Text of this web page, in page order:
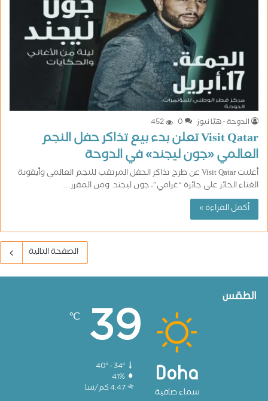
الدوحة - هيّا نيوز 0
452
Visit Qatar تعلن بدء بيع تذاكر حفل النجم
العالمي «جون ليجند» في الدوحة
أعلنت Visit Qatar عن طرح تذاكر الحفل المرتقب للنجم العالمي وأيقونة
الغناء الحائز على جائزة “غرامي”، جون ليجند. ومن المقرر…
أكمل القراءة »
الصفحة التالية
الطقس
Doha
سماء صافية
39
℃
40º - 34º
41%
4.47 كم/سا